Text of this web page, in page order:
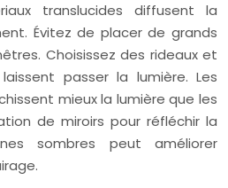
translucides diffusent la
Évitez de placer de grands
Choisissez des rideaux et
passer la lumière. Les
mieux la lumière que les
de miroirs pour réfléchir la
sombres peut améliorer